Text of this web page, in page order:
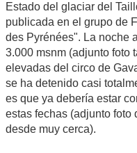
Estado del glaciar del
publicada en el grupo de
des Pyrénées". La noche
3.000 msnm (adjunto foto
elevadas del circo de
se ha detenido casi
es que ya debería estar
estas fechas (adjunto foto
desde muy cerca).